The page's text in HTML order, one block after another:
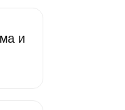
и